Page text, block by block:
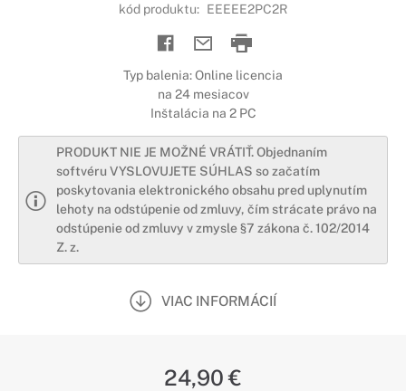
kód produktu: EEEEE2PC2R
Typ balenia: Online licencia
na 24 mesiacov
Inštalácia na 2 PC
PRODUKT NIE JE MOŽNÉ VRÁTIŤ. Objednaním
softvéru VYSLOVUJETE SÚHLAS so začatím
poskytovania elektronického obsahu pred uplynutím
lehoty na odstúpenie od zmluvy, čím strácate právo na
odstúpenie od zmluvy v zmysle §7 zákona č. 102/2014
Z. z.
VIAC INFORMÁCIÍ
24,90 €